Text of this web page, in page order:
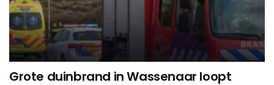
Grote duinbrand in Wassenaar loopt